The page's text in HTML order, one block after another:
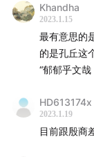
Khandha
2023.1.15
最有意思的
的是孔丘这
“郁郁乎文
HD613174x
2023.1.19
目前跟殷商